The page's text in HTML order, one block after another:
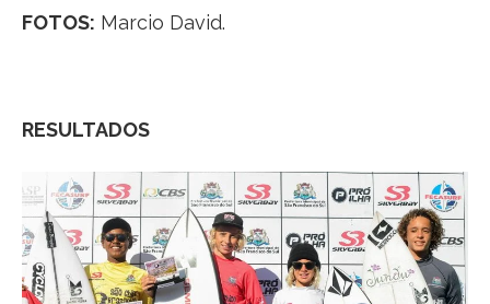
FOTOS: Marcio David.
RESULTADOS